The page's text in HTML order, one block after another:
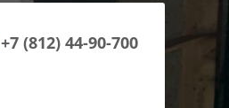
+7 (812) 44-90-700